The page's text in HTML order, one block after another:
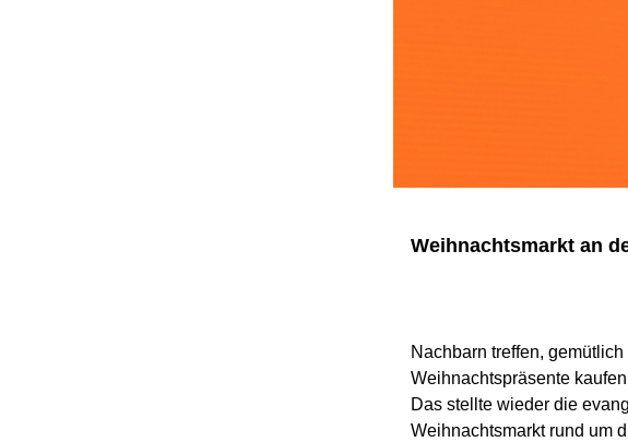
Weihnachtsmarkt an
Nachbarn treffen,
Weihnachtspräsente
Das stellte wieder die
Weihnachtsmarkt rund um